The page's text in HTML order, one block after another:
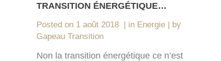
TRANSITION ÉNERGÉTIQUE…
Posted on 1 août 2018 in Energie
by
Gapeau Transition
Non la transition énergétique ce n’est